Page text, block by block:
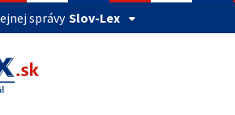
správy Slov-Lex